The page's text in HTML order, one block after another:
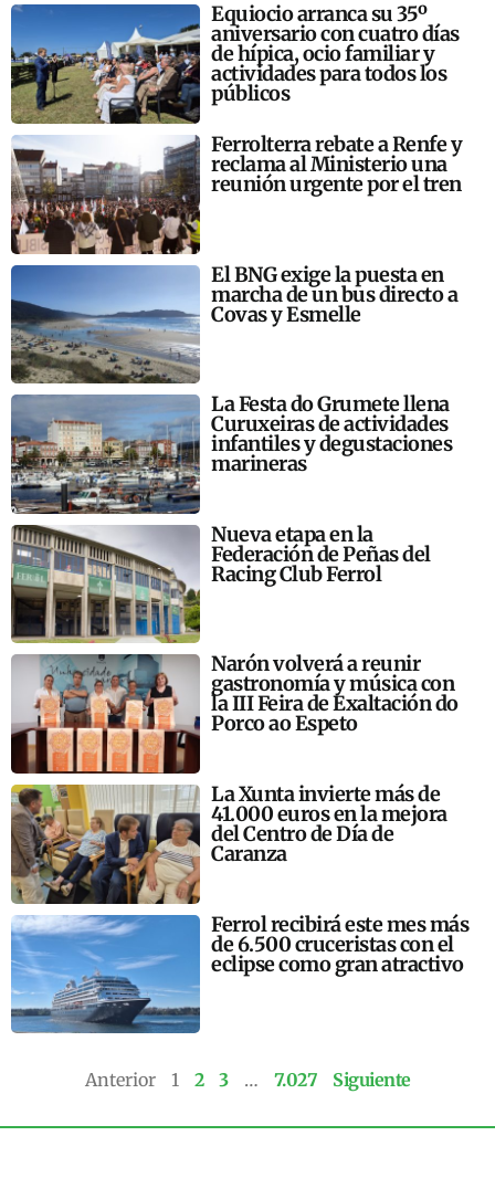
Equiocio arranca su 35º
aniversario con cuatro días
de hípica, ocio familiar y
actividades para todos los
públicos
Ferrolterra rebate a Renfe y
reclama al Ministerio una
reunión urgente por el tren
El BNG exige la puesta en
marcha de un bus directo a
Covas y Esmelle
La Festa do Grumete llena
Curuxeiras de actividades
infantiles y degustaciones
marineras
Nueva etapa en la
Federación de Peñas del
Racing Club Ferrol
Narón volverá a reunir
gastronomía y música con
la III Feira de Exaltación do
Porco ao Espeto
La Xunta invierte más de
41.000 euros en la mejora
del Centro de Día de
Caranza
Ferrol recibirá este mes más
de 6.500 cruceristas con el
eclipse como gran atractivo
Anterior 1 2 3 … 7.027 Siguiente